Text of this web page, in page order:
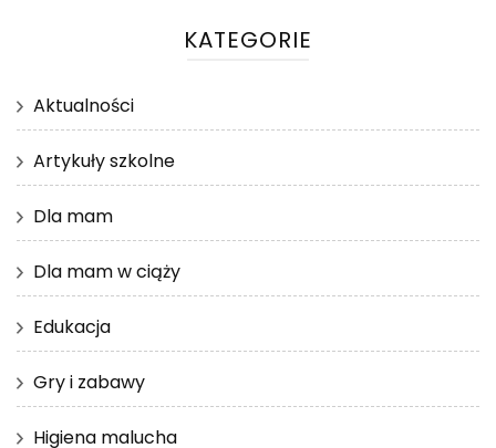
KATEGORIE
Aktualności
Artykuły szkolne
Dla mam
Dla mam w ciąży
Edukacja
Gry i zabawy
Higiena malucha